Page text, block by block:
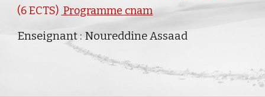
(6 ECTS) Programme cnam
Enseignant : Noureddine Assaad